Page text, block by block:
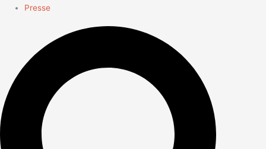
Presse